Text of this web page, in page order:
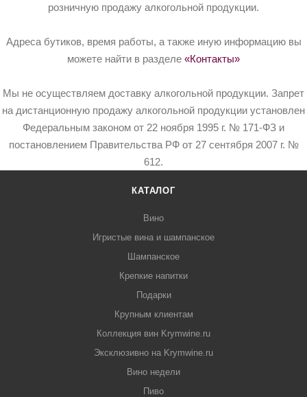
розничную продажу алкогольной продукции.
Адреса бутиков, время работы, а также иную информацию вы
можете найти в разделе «Контакты»
Мы не осуществляем доставку алкогольной продукции. Запрет
на дистанционную продажу алкогольной продукции установлен
Федеральным законом от 22 ноября 1995 г. № 171-ФЗ и
постановлением Правительства РФ от 27 сентября 2007 г. №
612.
КАТАЛОГ
Вино
Игристые вина и шампанское
Шампанское
Крепкие напитки
Подарки
Крупным клиентам
Коллекция вин Krymwine.ru
Эксклюзивно на Krymwine.ru
Вино недели
Пиво